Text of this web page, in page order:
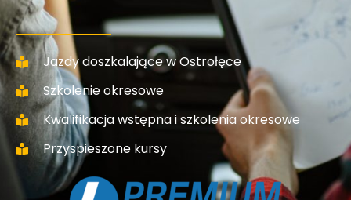
Jazdy doszkalające w Ostrołęce
Szkolenie okresowe
Kwalifikacja wstępna i szkolenia okresowe
Przyspieszone kursy